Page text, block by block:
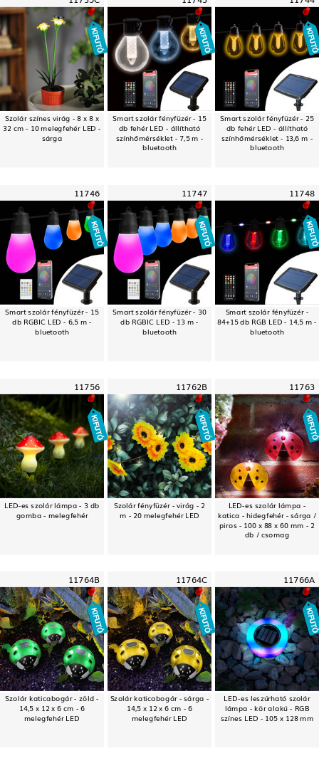
Szolár színes virág - 8 x 8 x
32 cm - 10 melegfehér LED -
sárga
Smart szolár fényfüzér - 15
db fehér LED - állítható
színhőmérséklet - 7,5 m -
bluetooth
Smart szolár fényfüzér - 25
db fehér LED - állítható
színhőmérséklet - 13,6 m -
bluetooth
11746
Smart szolár fényfüzér - 15
db RGBIC LED - 6,5 m -
bluetooth
11747
Smart szolár fényfüzér - 30
db RGBIC LED - 13 m -
bluetooth
11748
Smart szolár fényfüzér -
84+15 db RGB LED - 14,5 m -
bluetooth
11756
LED-es szolár lámpa - 3 db
gomba - melegfehér
11762B
Szolár fényfüzér - virág - 2
m - 20 melegfehér LED
11763
LED-es szolár lámpa -
katica - hidegfehér - sárga /
piros - 100 x 88 x 60 mm - 2
db / csomag
11764B
Szolár katicabogár - zöld -
14,5 x 12 x 6 cm - 6
melegfehér LED
11764C
Szolár katicabogár - sárga -
14,5 x 12 x 6 cm - 6
melegfehér LED
11766A
LED-es leszúrható szolár
lámpa - kör alakú - RGB
színes LED - 105 x 128 mm